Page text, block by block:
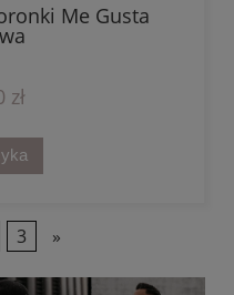
Me Gusta
zł
3 »